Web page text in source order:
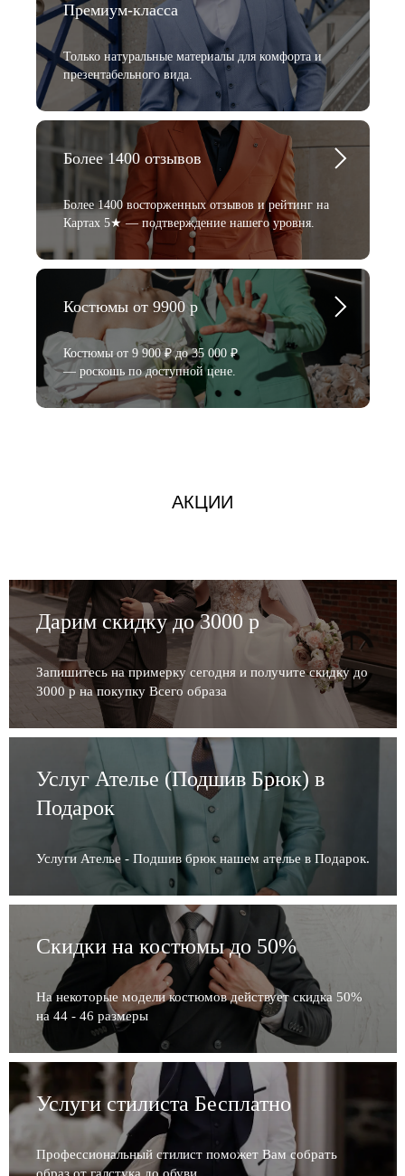
Премиум-класса
Только натуральные материалы для комфорта и
презентабельного вида.
Более 1400 отзывов
Более 1400 восторженных отзывов и рейтинг на
Картах 5★ — подтверждение нашего уровня.
Костюмы от 9900 р
Костюмы от 9 900 ₽ до 35 000 ₽
— роскошь по доступной цене.
АКЦИИ
Дарим скидку до 3000 р
Запишитесь на примерку сегодня и получите скидку до
3000 р на покупку Всего образа
Услуг Ателье (Подшив Брюк) в
Подарок
Услуги Ателье - Подшив брюк нашем ателье в Подарок.
Скидки на костюмы до 50%
На некоторые модели костюмов действует скидка 50%
на 44 - 46 размеры
Услуги стилиста Бесплатно
Профессиональный стилист поможет Вам собрать